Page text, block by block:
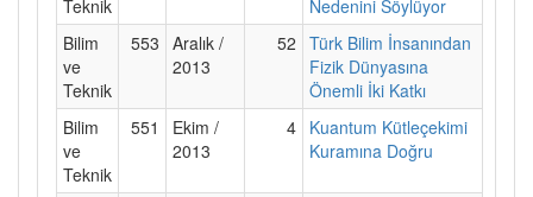
Teknik
Nedenini Söylüyor
Bilim
ve
Teknik
553 Aralık /
2013
52 Türk Bilim İnsanından
Fizik Dünyasına
Önemli İki Katkı
Bilim
ve
Teknik
551
Ekim /
2013
4 Kuantum Kütleçekimi
Kuramına Doğru